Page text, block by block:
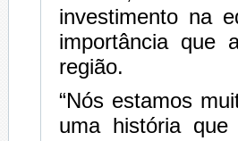
investimento na
importância que
região.
“Nós estamos
uma história